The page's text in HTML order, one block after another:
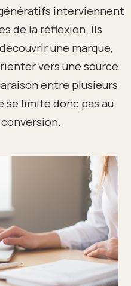
interviennent
de la réflexion. Ils
une marque,
vers une source
entre plusieurs
se limite donc pas au